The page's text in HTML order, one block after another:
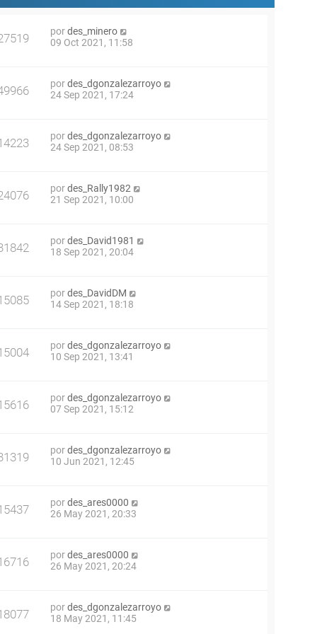
pordes_minero
09 Oct 2021, 11:58
pordes_dgonzalezarroyo
24 Sep 2021, 17:24
pordes_dgonzalezarroyo
24 Sep 2021, 08:53
pordes_Rally1982
21 Sep 2021, 10:00
pordes_David1981
18 Sep 2021, 20:04
pordes_DavidDM
14 Sep 2021, 18:18
pordes_dgonzalezarroyo
10 Sep 2021, 13:41
pordes_dgonzalezarroyo
07 Sep 2021, 15:12
pordes_dgonzalezarroyo
10 Jun 2021, 12:45
pordes_ares0000
26 May 2021, 20:33
pordes_ares0000
26 May 2021, 20:24
pordes_dgonzalezarroyo
18 May 2021, 11:45